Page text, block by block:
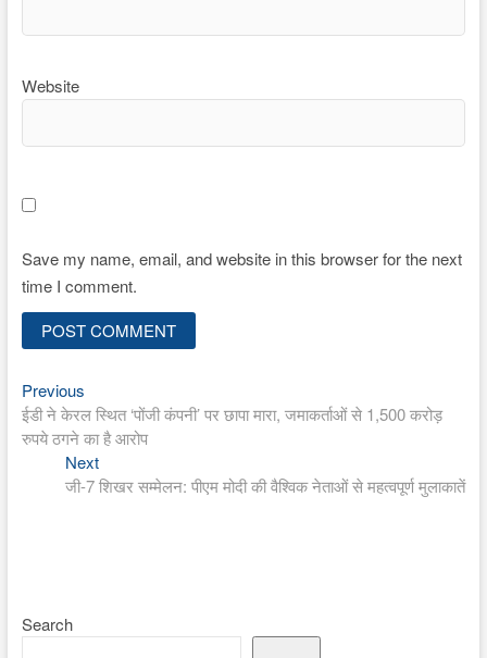
Website
Save my name, email, and website in this browser for the next
time I comment.
Post
navigation
PreviousPrevious
post:
ईडी ने केरल स्थित ‘पोंजी कंपनी’ पर छापा मारा, जमाकर्ताओं से 1,500 करोड़
रुपये ठगने का है आरोप
NextNext
post:
जी-7 शिखर सम्मेलन: पीएम मोदी की वैश्विक नेताओं से महत्वपूर्ण मुलाकातें
Search